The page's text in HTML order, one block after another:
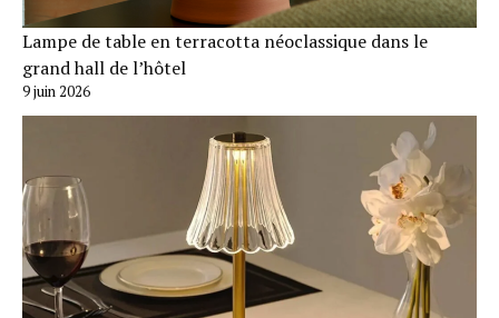
Lampe de table en terracotta néoclassique dans le
grand hall de l’hôtel
9 juin 2026